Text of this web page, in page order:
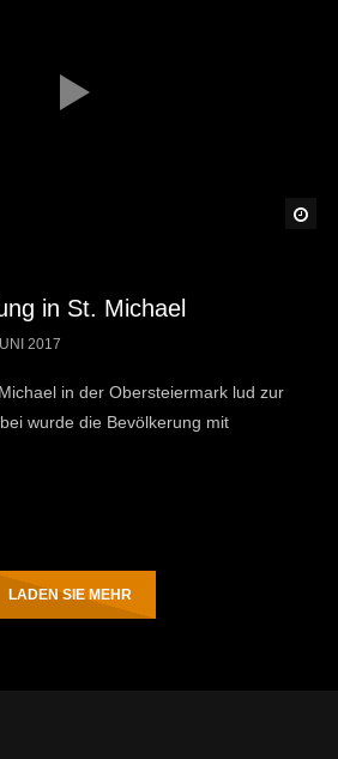
in St. Michael
2017
in der Obersteiermark lud zur
wurde die Bevölkerung mit
LADEN SIE MEHR